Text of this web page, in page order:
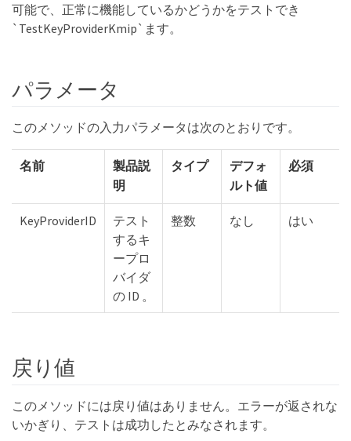
可能で、正常に機能しているかどうかをテストでき
`TestKeyProviderKmip`ます。
パラメータ
このメソッドの入力パラメータは次のとおりです。
名前
製品説
明
タイプ
デフォ
ルト値
必須
KeyProviderID
テスト
するキ
ープロ
バイダ
の ID 。
整数 なし はい
戻り値
このメソッドには戻り値はありません。エラーが返されな
いかぎり、テストは成功したとみなされます。